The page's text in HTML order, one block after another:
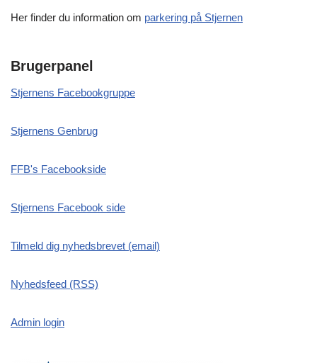
Her finder du information om parkering på Stjernen
Brugerpanel
Stjernens Facebookgruppe
Stjernens Genbrug
FFB's Facebookside
Stjernens Facebook side
Tilmeld dig nyhedsbrevet (email)
Nyhedsfeed (RSS)
Admin login